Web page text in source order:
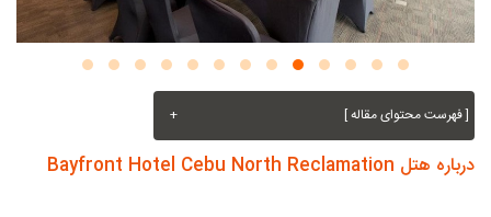
[ فهرست محتوای مقاله ] +
درباره هتل Bayfront Hotel Cebu North Reclamation